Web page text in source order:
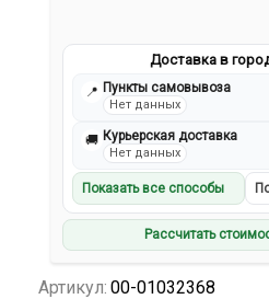
Доставка в
📍 Пункты самовывоза
Нет данных
🚚 Курьерская доставка
Нет данных
Показать все способы
Рассчитать
Артикул: 00-01032368